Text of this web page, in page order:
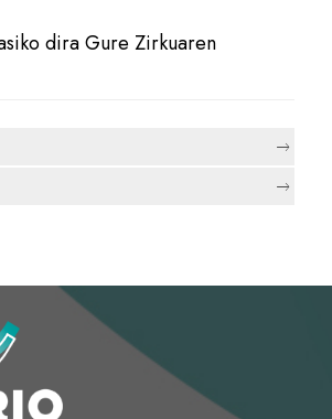
dira Gure Zirkuaren